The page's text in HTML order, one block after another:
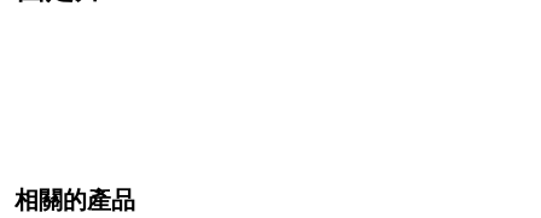
相關的產品